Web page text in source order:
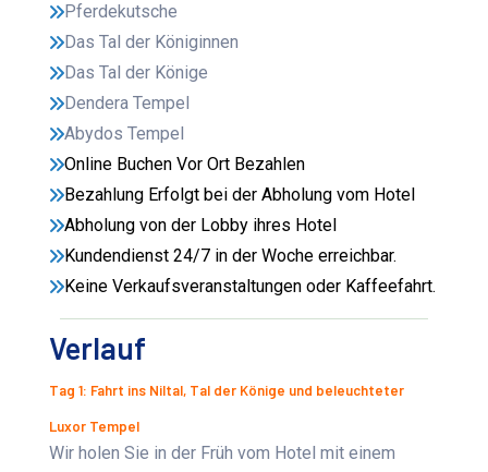
Pferdekutsche
Das Tal der Königinnen
Das Tal der Könige
Dendera Tempel
Abydos Tempel
Online Buchen Vor Ort Bezahlen
Bezahlung Erfolgt bei der Abholung vom Hotel
Abholung von der Lobby ihres Hotel
Kundendienst 24/7 in der Woche erreichbar.
Keine Verkaufsveranstaltungen oder Kaffeefahrt.
Verlauf
Tag 1: Fahrt ins Niltal, Tal der Könige und beleuchteter
Luxor Tempel
Wir holen Sie in der Früh vom Hotel mit einem